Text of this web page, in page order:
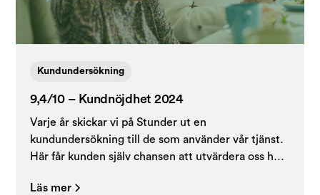
Kundundersökning
9,4/10 – Kundnöjdhet 2024
Varje år skickar vi på Stunder ut en
kundundersökning till de som använder vår tjänst.
Här får kunden själv chansen att utvärdera oss helt
Läs mer